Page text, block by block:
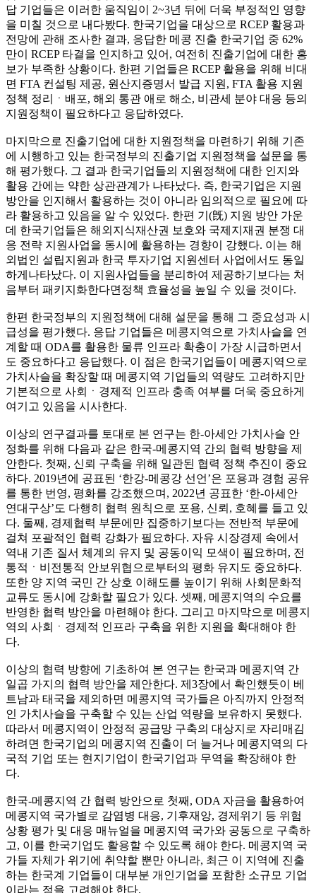
답 기업들은 이러한 움직임이 2~3년 뒤에 더욱 부정적인 영향
을 미칠 것으로 내다봤다. 한국기업을 대상으로 RCEP 활용과
전망에 관해 조사한 결과, 응답한 메콩 진출 한국기업 중 62%
만이 RCEP 타결을 인지하고 있어, 여전히 진출기업에 대한 홍
보가 부족한 상황이다. 한편 기업들은 RCEP 활용을 위해 비대
면 FTA 컨설팅 제공, 원산지증명서 발급 지원, FTA 활용 지원
정책 정리ㆍ배포, 해외 통관 애로 해소, 비관세 분야 대응 등의
지원정책이 필요하다고 응답하였다.
마지막으로 진출기업에 대한 지원정책을 마련하기 위해 기존
에 시행하고 있는 한국정부의 진출기업 지원정책을 설문을 통
해 평가했다. 그 결과 한국기업들의 지원정책에 대한 인지와
활용 간에는 약한 상관관계가 나타났다. 즉, 한국기업은 지원
방안을 인지해서 활용하는 것이 아니라 임의적으로 필요에 따
라 활용하고 있음을 알 수 있었다. 한편 기(旣) 지원 방안 가운
데 한국기업들은 해외지식재산권 보호와 국제지재권 분쟁 대
응 전략 지원사업을 동시에 활용하는 경향이 강했다. 이는 해
외법인 설립지원과 한국 투자기업 지원센터 사업에서도 동일
하게나타났다. 이 지원사업들을 분리하여 제공하기보다는 처
음부터 패키지화한다면정책 효율성을 높일 수 있을 것이다.
한편 한국정부의 지원정책에 대해 설문을 통해 그 중요성과 시
급성을 평가했다. 응답 기업들은 메콩지역으로 가치사슬을 연
계할 때 ODA를 활용한 물류 인프라 확충이 가장 시급하면서
도 중요하다고 응답했다. 이 점은 한국기업들이 메콩지역으로
가치사슬을 확장할 때 메콩지역 기업들의 역량도 고려하지만
기본적으로 사회ㆍ경제적 인프라 충족 여부를 더욱 중요하게
여기고 있음을 시사한다.
이상의 연구결과를 토대로 본 연구는 한-아세안 가치사슬 안
정화를 위해 다음과 같은 한국-메콩지역 간의 협력 방향을 제
안한다. 첫째, 신뢰 구축을 위해 일관된 협력 정책 추진이 중요
하다. 2019년에 공표된 ‘한강-메콩강 선언’은 포용과 경험 공유
를 통한 번영, 평화를 강조했으며, 2022년 공표한 ‘한-아세안
연대구상’도 다행히 협력 원칙으로 포용, 신뢰, 호혜를 들고 있
다. 둘째, 경제협력 부문에만 집중하기보다는 전반적 부문에
걸쳐 포괄적인 협력 강화가 필요하다. 자유 시장경제 속에서
역내 기존 질서 체계의 유지 및 공동이익 모색이 필요하며, 전
통적ㆍ비전통적 안보위협으로부터의 평화 유지도 중요하다.
또한 양 지역 국민 간 상호 이해도를 높이기 위해 사회문화적
교류도 동시에 강화할 필요가 있다. 셋째, 메콩지역의 수요를
반영한 협력 방안을 마련해야 한다. 그리고 마지막으로 메콩지
역의 사회ㆍ경제적 인프라 구축을 위한 지원을 확대해야 한
다.
이상의 협력 방향에 기초하여 본 연구는 한국과 메콩지역 간
일곱 가지의 협력 방안을 제안한다. 제3장에서 확인했듯이 베
트남과 태국을 제외하면 메콩지역 국가들은 아직까지 안정적
인 가치사슬을 구축할 수 있는 산업 역량을 보유하지 못했다.
따라서 메콩지역이 안정적 공급망 구축의 대상지로 자리매김
하려면 한국기업의 메콩지역 진출이 더 늘거나 메콩지역의 다
국적 기업 또는 현지기업이 한국기업과 무역을 확장해야 한
다.
한국-메콩지역 간 협력 방안으로 첫째, ODA 자금을 활용하여
메콩지역 국가별로 감염병 대응, 기후재앙, 경제위기 등 위험
상황 평가 및 대응 매뉴얼을 메콩지역 국가와 공동으로 구축하
고, 이를 한국기업도 활용할 수 있도록 해야 한다. 메콩지역 국
가들 자체가 위기에 취약할 뿐만 아니라, 최근 이 지역에 진출
하는 한국계 기업들이 대부분 개인기업을 포함한 소규모 기업
이라는 점을 고려해야 한다.